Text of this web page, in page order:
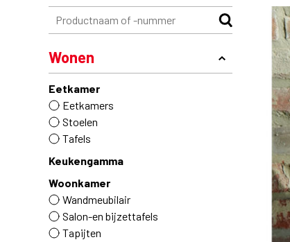
Wonen
Eetkamer
Eetkamers
Stoelen
Tafels
Keukengamma
Woonkamer
Wandmeubilair
Salon-en bijzettafels
Tapijten